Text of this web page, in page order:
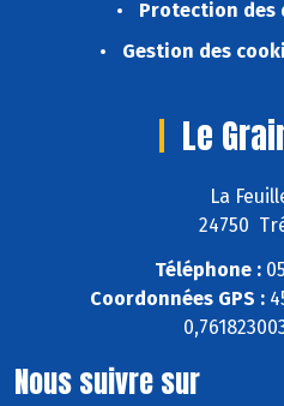
Protection des
Gestion des
Le
La
24750
Téléphone :
Coordonnées GPS :
Nous suivre sur